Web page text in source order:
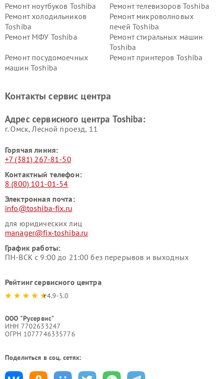
Ремонт ноутбуков Toshiba
Ремонт телевизоров Toshiba
Ремонт холодильников
Toshiba
Ремонт микроволновых
печей Toshiba
Ремонт МФУ Toshiba
Ремонт стиральных машин
Toshiba
Ремонт посудомоечных
машин Toshiba
Ремонт принтеров Toshiba
Контакты сервис центра
Адрес сервисного центра Toshiba:
г. Омск, ​Лесной проезд, 11
Горячая линия:
+7 (381) 267-81-50
Контактный телефон:
8 (800) 101-01-54
Электронная почта:
info@toshiba-fix.ru
для юридических лиц
manager@fix-toshiba.ru
График работы:
ПН-ВСК с 9:00 до 21:00 без перерывов и выходных
Рейтинг сервисного центра
4.9-5.0
ООО "Русервис"
ИНН 7702633247
ОГРН 1077746335776
Поделиться в соц. сетях: